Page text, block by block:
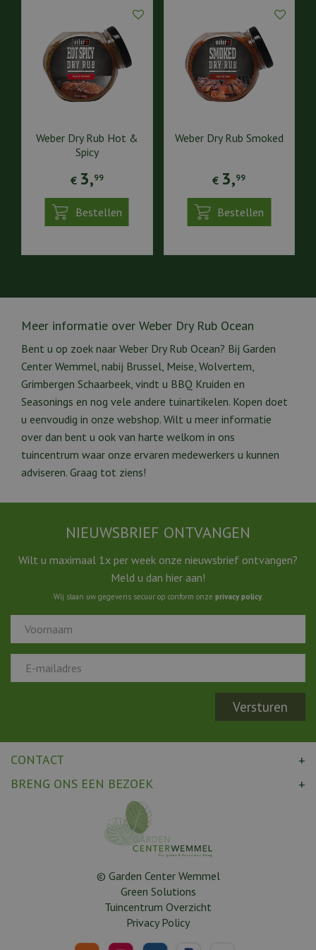
Weber Dry Rub Hot &
Spicy
€ 3,99
Bestellen
Weber Dry Rub Smoked
€ 3,99
Bestellen
Meer informatie over Weber Dry Rub Ocean
Bent u op zoek naar Weber Dry Rub Ocean? Bij Garden
Center Wemmel, nabij Brussel, Meise, Wolvertem,
Grimbergen Schaarbeek, vindt u BBQ Kruiden en
Seasonings en nog vele andere tuinartikelen. Kopen doet
u eenvoudig in onze webshop. Wilt u meer informatie
over dan bent u ook van harte welkom in ons
tuincentrum waar onze ervaren medewerkers u kunnen
adviseren. Graag tot ziens!
NIEUWSBRIEF ONTVANGEN
Wilt u maximaal 1x per week onze nieuwsbrief ontvangen?
Meld u dan hier aan!
Wij slaan uw gegevens secuur op conform onze privacy policy.
CONTACT
BRENG ONS EEN BEZOEK
© Garden Center Wemmel
Green Solutions
Tuincentrum Overzicht
Privacy Policy